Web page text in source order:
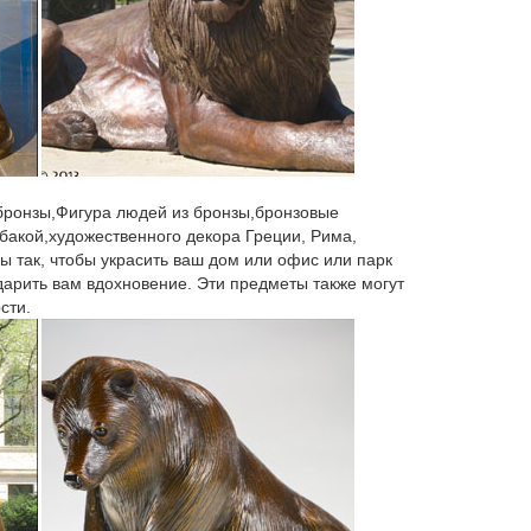
Дом и сад,Статуэтки и миниатюры,Статуи
вид животного Buck Скульптура Декор
Россия.Код товара: sm-351. Бронзовая
подстаканники и чайные
например, станет ценным подарком
различных пород, размеров и стилей
Материал: бронза, камень.
Заветный ключ из ювелирной бронзы
людей из бронзы,бронзовые
декора Греции, Рима,
так, чтобы украсить ваш дом или офис или парк
вам вдохновение. Эти предметы также могут